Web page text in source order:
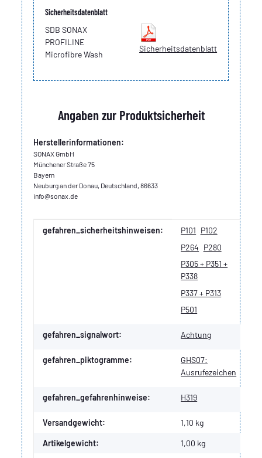
Sicherheitsdatenblatt
SDB SONAX
PROFILINE
Microfibre Wash
Sicherheitsdatenblatt
Angaben zur Produktsicherheit
Herstellerinformationen:
SONAX GmbH
Münchener Straße 75
Bayern
Neuburg an der Donau, Deutschland, 86633
info@sonax.de
Produkteigenschaft
Wert
gefahren_sicherheitshinweisen: P101 P102
P264 P280
P305 + P351 +
P338
P337 + P313
P501
gefahren_signalwort: Achtung
gefahren_piktogramme:
GHS07:
Ausrufezeichen
gefahren_gefahrenhinweise: H319
Versandgewicht: 1,10 kg
Artikelgewicht: 1,00 kg